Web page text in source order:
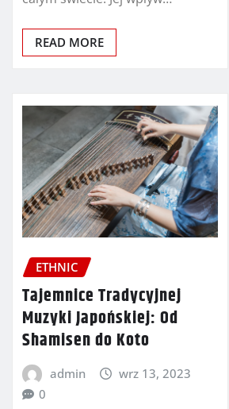
READ MORE
ETHNIC
Tajemnice Tradycyjnej
Muzyki Japońskiej: Od
Shamisen do Koto
admin
wrz 13, 2023
0